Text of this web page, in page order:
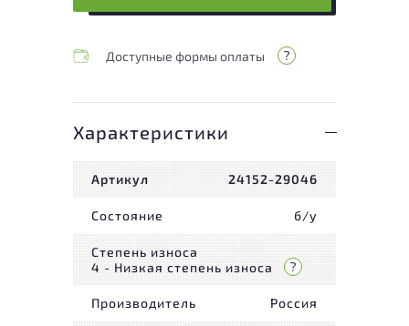
Доступные формы оплаты
Характеристики
Артикул 24152-29046
Состояние б/у
Степень износа
4 - Низкая степень износа
Производитель Россия